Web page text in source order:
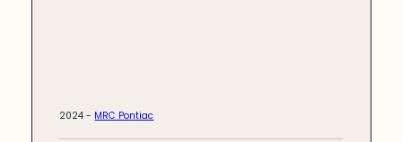
2024 - MRC Pontiac